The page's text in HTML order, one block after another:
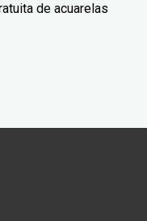
de acuarelas